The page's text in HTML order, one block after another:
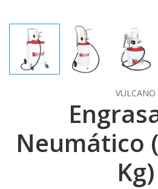
VULCANO
Neumático
Kg)